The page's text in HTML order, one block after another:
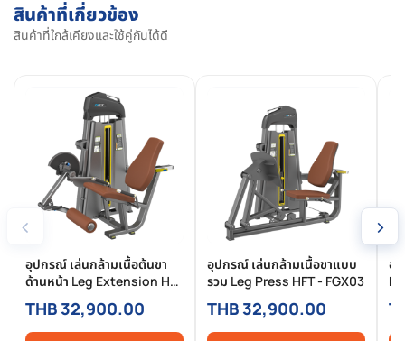
สินค้าที่เกี่ยวข้อง
สินค้าที่ใกล้เคียงและใช้คู่กันได้ดี
‹
อุปกรณ์ เล่นกล้ามเนื้อต้นขา
ด้านหน้า Leg Extension HFT
THB 32,900.00
อุปกรณ์ เล่นกล้ามเนื้อขาแบบ
รวม Leg Press HFT - FGX03
THB 32,900.00
อุ
›